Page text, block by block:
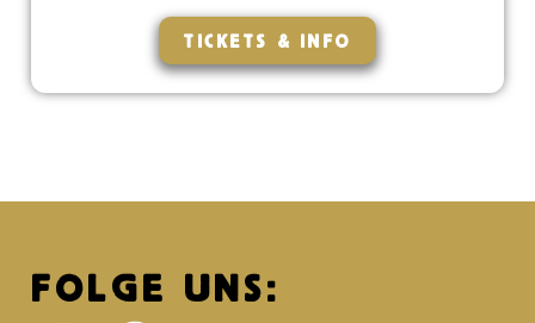
TICKETS & INFO
FOLGE UNS: